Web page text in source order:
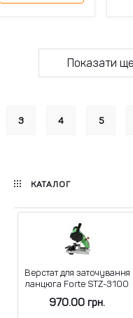
Показати ще
3 4 5
КАТАЛОГ
Верстат для заточування
ланцюга Forte STZ-3100
970.00 грн.